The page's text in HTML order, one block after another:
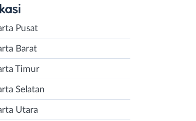
Pusat
Barat
Timur
Selatan
Utara